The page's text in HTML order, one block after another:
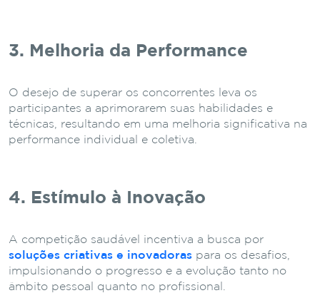
3. Melhoria da Performance
O desejo de superar os concorrentes leva os
participantes a aprimorarem suas habilidades e
técnicas, resultando em uma melhoria significativa na
performance individual e coletiva.
4. Estímulo à Inovação
A competição saudável incentiva a busca por
soluções criativas e inovadoras para os desafios,
impulsionando o progresso e a evolução tanto no
âmbito pessoal quanto no profissional.